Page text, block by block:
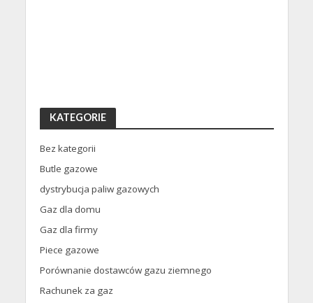
KATEGORIE
Bez kategorii
Butle gazowe
dystrybucja paliw gazowych
Gaz dla domu
Gaz dla firmy
Piece gazowe
Porównanie dostawców gazu ziemnego
Rachunek za gaz